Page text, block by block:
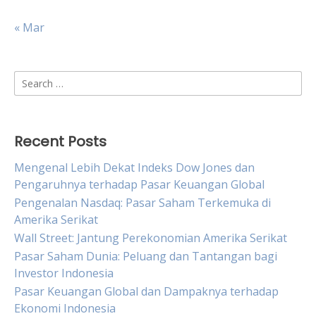
« Mar
Search
for:
Recent Posts
Mengenal Lebih Dekat Indeks Dow Jones dan
Pengaruhnya terhadap Pasar Keuangan Global
Pengenalan Nasdaq: Pasar Saham Terkemuka di
Amerika Serikat
Wall Street: Jantung Perekonomian Amerika Serikat
Pasar Saham Dunia: Peluang dan Tantangan bagi
Investor Indonesia
Pasar Keuangan Global dan Dampaknya terhadap
Ekonomi Indonesia